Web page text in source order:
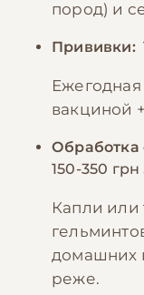
пород) и
Прививки:
вакциной
Обработка
150-350 грн
Капли или
домашних
реже.